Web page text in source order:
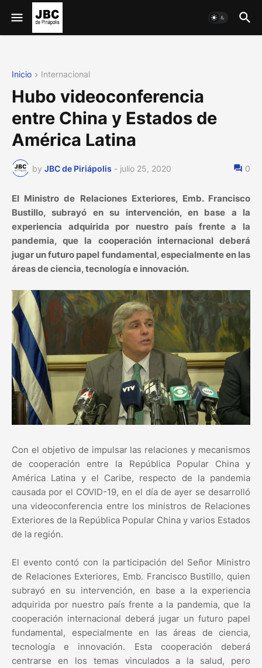
Inicio Internacional
Hubo videoconferencia
entre China y Estados de
América Latina
by JBC de Piriápolis - julio 25, 2020 0
El Ministro de Relaciones Exteriores, Emb. Francisco
Bustillo, subrayó en su intervención, en base a la
experiencia adquirida por nuestro país frente a la
pandemia, que la cooperación internacional deberá
jugar un futuro papel fundamental, especialmente en las
áreas de ciencia, tecnología e innovación.
Con el objetivo de impulsar las relaciones y mecanismos
de cooperación entre la República Popular China y
América Latina y el Caribe, respecto de la pandemia
causada por el COVID-19, en el día de ayer se desarrolló
una videoconferencia entre los ministros de Relaciones
Exteriores de la República Popular China y varios Estados
de la región.
El evento contó con la participación del Señor Ministro
de Relaciones Exteriores, Emb. Francisco Bustillo, quien
subrayó en su intervención, en base a la experiencia
adquirida por nuestro país frente a la pandemia, que la
cooperación internacional deberá jugar un futuro papel
fundamental, especialmente en las áreas de ciencia,
tecnología e innovación. Esta cooperación deberá
centrarse en los temas vinculados a la salud, pero